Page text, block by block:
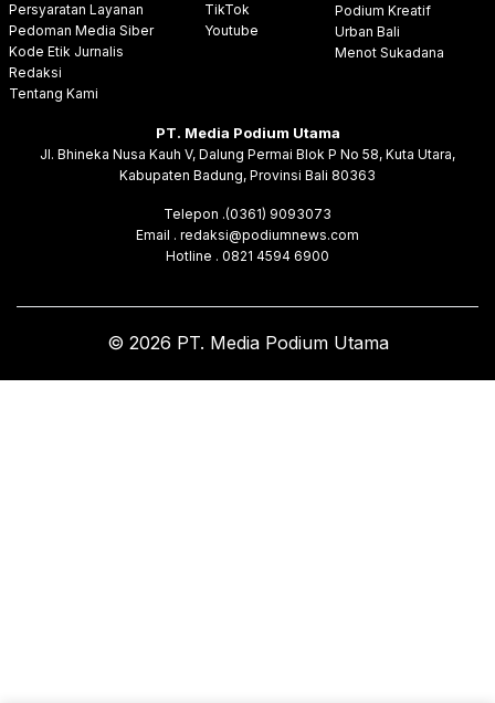
Persyaratan Layanan
Pedoman Media Siber
Kode Etik Jurnalis
Redaksi
Tentang Kami
TikTok
Youtube
Podium Kreatif
Urban Bali
Menot Sukadana
PT. Media Podium Utama
Jl. Bhineka Nusa Kauh V, Dalung Permai Blok P No 58, Kuta Utara,
Kabupaten Badung, Provinsi Bali 80363
Telepon .(0361) 9093073
Email . redaksi@podiumnews.com
Hotline . 0821 4594 6900
© 2026 PT. Media Podium Utama